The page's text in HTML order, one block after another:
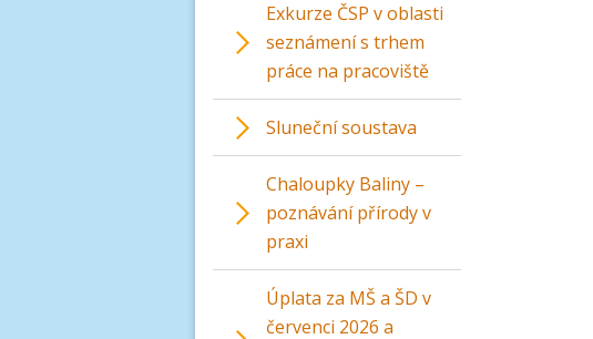
Exkurze ČSP v oblasti
seznámení s trhem
práce na pracoviště
Sluneční soustava
Chaloupky Baliny –
poznávání přírody v
praxi
Úplata za MŠ a ŠD v
červenci 2026 a